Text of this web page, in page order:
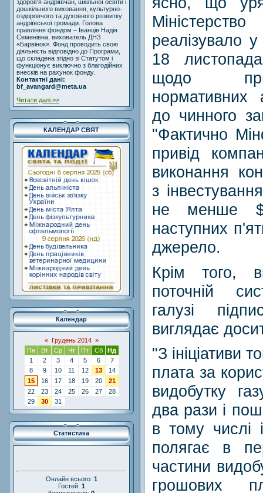
здоров'я андріївчан, шкільної освіти і
дошкільного виховання, культурно-
оздоровчого та духовного розвитку
андріївської громади. Голова
правління фондом – Іванців Надія
Семенівна, вихователь ДНЗ
«Барвінок». Фонд проводить свою
діяльність відповідно до Програми,
що складена згідно зі Статутом і
функціонує виключно з благодійних
внесків на рахунок фонду.
Контактні дані:
bf_avangard@meta.ua
Читати далі >>
КАЛЕНДАР СВЯТ
Календар
« Грудень 2014 »
Пн
Вт Ср Чт Пт Сб
Нд
1
2 3 4 5 6
7
8
9 10 11 12 13
14
15
16 17 18 19 20
21
22
23 24 25 26 27
28
29
30 31
Статистика
Онлайн всього: 1
Гостей: 1
реалізувало
18
щодо
нормативних
до чинного
"Фактично
привід
виконання
з
не менше
наступних
джерело.
Крім того,
поточній
галузі
виглядає
"З ініціативи
плата за
видобутку
два рази і
в тому числі
полягає в
частини
грошових